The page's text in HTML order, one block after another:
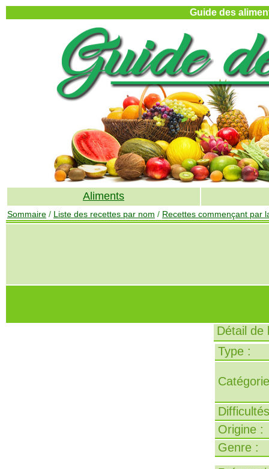
Guide des
Aliments
Sommaire / Liste des recettes par nom / Recettes commençant par
Détail de
Type :
Difficultés
Origine :
Genre :